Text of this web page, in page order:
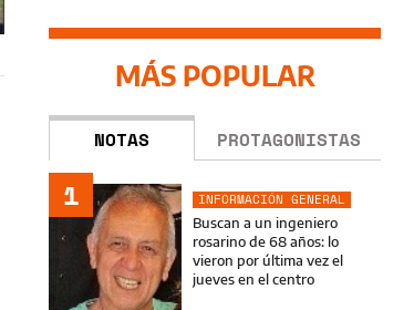
MÁS POPULAR
NOTAS PROTAGONISTAS
1
INFORMACIÓN GENERAL
Buscan a un ingeniero
rosarino de 68 años: lo
vieron por última vez el
jueves en el centro